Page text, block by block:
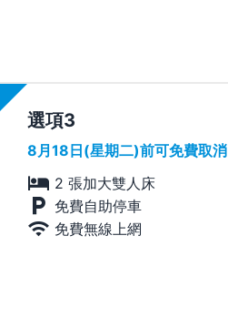
選項
8月18日(星期二)前可免費取消
2 張加大雙人床
免費自助停車
免費無線上網